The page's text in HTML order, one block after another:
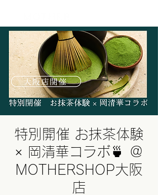
特別開催 お抹茶体験
× 岡清華コラボ🍵 ＠
MOTHERSHOP大阪
店